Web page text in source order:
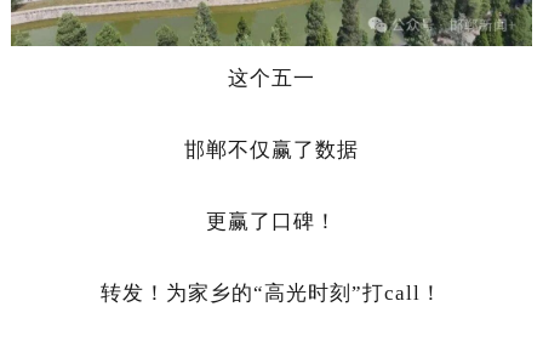
这个五一
邯郸不仅赢了数据
更赢了口碑！
转发！为家乡的“高光时刻”打call！